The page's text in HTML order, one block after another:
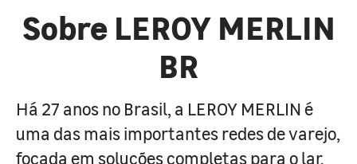
Sobre LEROY MERLIN
BR
Há 27 anos no Brasil, a LEROY MERLIN é
uma das mais importantes redes de varejo,
focada em soluções completas para o lar.